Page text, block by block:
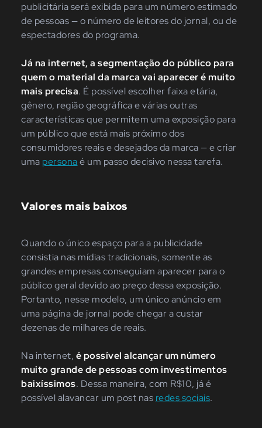
publicitária será exibida para um número estimado
de pessoas — o número de leitores do jornal, ou de
espectadores do programa.
Já na internet, a segmentação do público para
quem o material da marca vai aparecer é muito
mais precisa. É possível escolher faixa etária,
gênero, região geográfica e várias outras
características que permitem uma exposição para
um público que está mais próximo dos
consumidores reais e desejados da marca — e criar
uma personaé um passo decisivo nessa tarefa.
Valores mais baixos
Quando o único espaço para a publicidade
consistia nas mídias tradicionais, somente as
grandes empresas conseguiam aparecer para o
público geral devido ao preço dessa exposição.
Portanto, nesse modelo, um único anúncio em
uma página de jornal pode chegar a custar
dezenas de milhares de reais.
Na internet, é possível alcançar um número
muito grande de pessoas com investimentos
baixíssimos. Dessa maneira, com R$10, já é
possível alavancar um post nas redes sociais.